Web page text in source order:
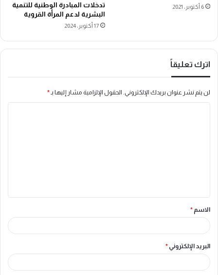
6 أكتوبر، 2021
تدخلات المبادرة الوطنية للتنمية
البشرية لدعم المرأة القروية
17 أكتوبر، 2024
اترك تعليقاً
لن يتم نشر عنوان بريدك الإلكتروني. الحقول الإلزامية مشار إليها بـ *
ق
*
الاسم *
البريد الإلكتروني *